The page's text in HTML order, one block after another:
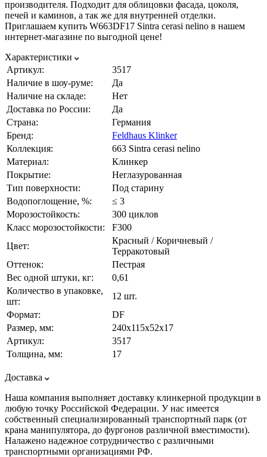
производителя. Подходит для облицовки фасада, цоколя,
печей и каминов, а так же для внутренней отделки.
Приглашаем купить W663DF17 Sintra cerasi nelino в нашем
интернет-магазине по выгодной цене!
Характеристики
Артикул:
3517
Наличие в шоу-руме:
Да
Наличие на складе:
Нет
Доставка по России:
Да
Страна:
Германия
Бренд:
Feldhaus Klinker
Коллекция:
663 Sintra cerasi nelino
Материал:
Клинкер
Покрытие:
Неглазурованная
Тип поверхности:
Под старину
Водопоглощение, %:
≤ 3
Морозостойкость:
300 циклов
Класс морозостойкости:
F300
Цвет:
Красный / Коричневый /
Терракотовый
Оттенок:
Пестрая
Вес одной штуки, кг:
0,61
Количество в упаковке,
шт:
12 шт.
Формат:
DF
Размер, мм:
240х115х52х17
Артикул:
3517
Толщина, мм:
17
Доставка
Наша компания выполняет доставку клинкерной продукции в
любую точку Российской Федерации. У нас имеется
собственный специализированный транспортный парк (от
крана манипулятора, до фургонов различной вместимости).
Налажено надежное сотрудничество с различными
транспортными организациями РФ.